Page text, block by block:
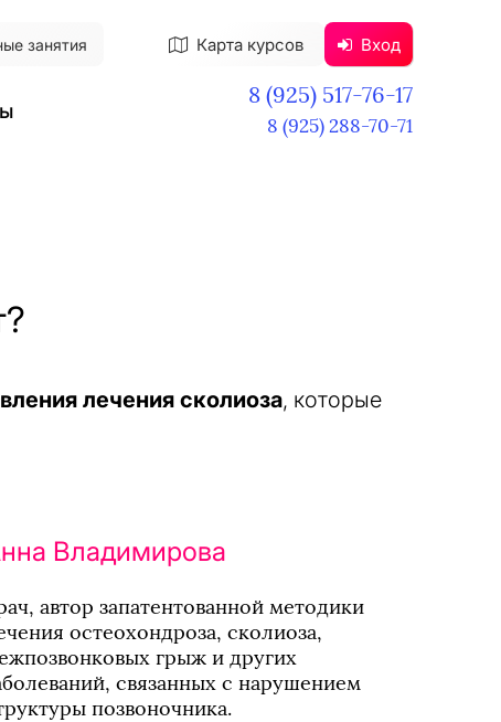
Карта курсов Вход
занятия
8 (925) 517-76-17
8 (925) 288-70-71
лечения сколиоза, которые
Владимирова
автор запатентованной методики
остеохондроза, сколиоза,
грыж и других
связанных с нарушением
позвоночника.